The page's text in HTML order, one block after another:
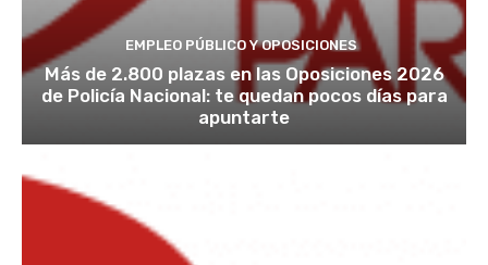
EMPLEO PÚBLICO Y OPOSICIONES
Más de 2.800 plazas en las Oposiciones 2026
de Policía Nacional: te quedan pocos días para
apuntarte